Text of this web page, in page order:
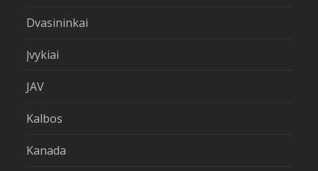
Dvasininkai
Įvykiai
JAV
Kalbos
Kanada